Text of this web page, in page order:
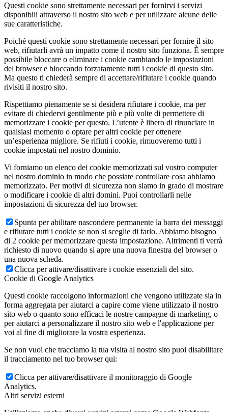
Questi cookie sono strettamente necessari per fornirvi i servizi
disponibili attraverso il nostro sito web e per utilizzare alcune delle
sue caratteristiche.
Poiché questi cookie sono strettamente necessari per fornire il sito
web, rifiutarli avrà un impatto come il nostro sito funziona. È sempre
possibile bloccare o eliminare i cookie cambiando le impostazioni
del browser e bloccando forzatamente tutti i cookie di questo sito.
Ma questo ti chiederà sempre di accettare/rifiutare i cookie quando
rivisiti il nostro sito.
Rispettiamo pienamente se si desidera rifiutare i cookie, ma per
evitare di chiedervi gentilmente più e più volte di permettere di
memorizzare i cookie per questo. L’utente è libero di rinunciare in
qualsiasi momento o optare per altri cookie per ottenere
un’esperienza migliore. Se rifiuti i cookie, rimuoveremo tutti i
cookie impostati nel nostro dominio.
Vi forniamo un elenco dei cookie memorizzati sul vostro computer
nel nostro dominio in modo che possiate controllare cosa abbiamo
memorizzato. Per motivi di sicurezza non siamo in grado di mostrare
o modificare i cookie di altri domini. Puoi controllarli nelle
impostazioni di sicurezza del tuo browser.
Spunta per abilitare nascondere permanente la barra dei messaggi
e rifiutare tutti i cookie se non si sceglie di farlo. Abbiamo bisogno
di 2 cookie per memorizzare questa impostazione. Altrimenti ti verrà
richiesto di nuovo quando si apre una nuova finestra del browser o
una nuova scheda.
Clicca per attivare/disattivare i cookie essenziali del sito.
Cookie di Google Analytics
Questi cookie raccolgono informazioni che vengono utilizzate sia in
forma aggregata per aiutarci a capire come viene utilizzato il nostro
sito web o quanto sono efficaci le nostre campagne di marketing, o
per aiutarci a personalizzare il nostro sito web e l'applicazione per
voi al fine di migliorare la vostra esperienza.
Se non vuoi che tracciamo la tua visita al nostro sito puoi disabilitare
il tracciamento nel tuo browser qui:
Clicca per attivare/disattivare il monitoraggio di Google
Analytics.
Altri servizi esterni